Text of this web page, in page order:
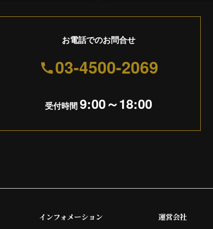
お電話でのお問合せ
03-4500-2069
受付時間9:00～18:00
インフォメーション 運営会社